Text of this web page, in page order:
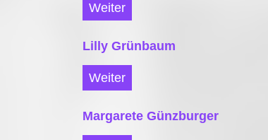
Weiter
Lilly Grünbaum
Weiter
Margarete Günzburger